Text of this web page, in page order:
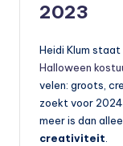
2023
Heidi Klum
Halloween
velen: groots,
zoekt voor
meer is dan
creativiteit.